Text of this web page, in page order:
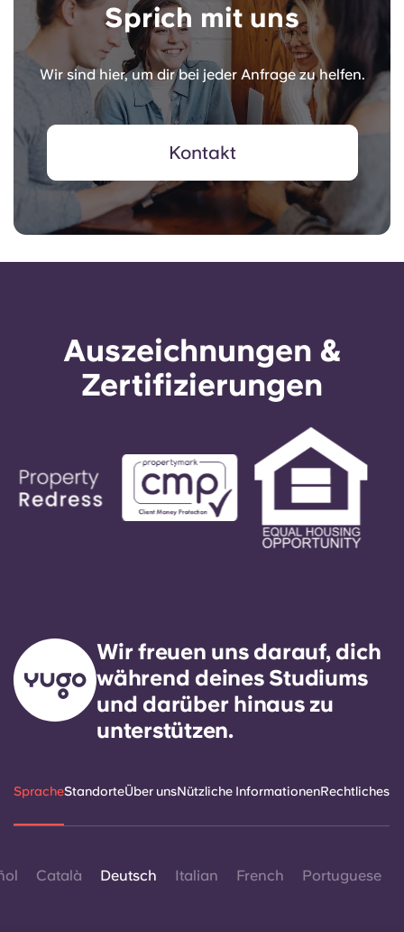
Sprich mit uns
Wir sind hier, um dir bei jeder Anfrage zu helfen.
Kontakt
Auszeichnungen &
Zertifizierungen
Wir freuen uns darauf, dich
während deines Studiums
und darüber hinaus zu
unterstützen.
SpracheStandorteÜber unsNützliche InformationenRechtliches
Català Deutsch Italian French Portuguese